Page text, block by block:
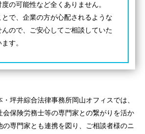
の可能性など全くありません。
とで、企業の方が心配されるような
んので、ご安心してご相談していた
す。
坪井綜合法律事務所岡山オフィスでは、
会保険労務士等の専門家との繋がりを活か
の専門家とも連携を図り、ご相談者様のニ